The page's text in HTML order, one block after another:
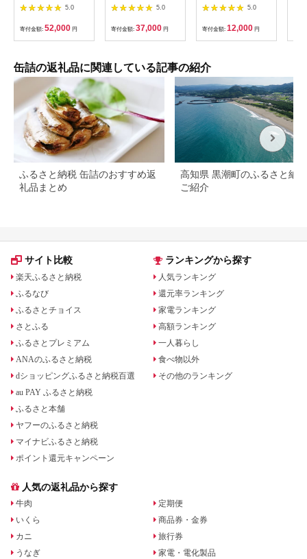
鯖 サバ さば 鯖缶 サ
バ缶詰 さば缶詰 保存
食 常備食 非常食 備蓄
災害対策 水煮 味噌煮
辛子 生姜 おつまみ
[BFAB037]
5.0
寄付金額: 52,000 円
高評価 料理 ギフト 贈
長期保存 非常食 】
5.0
寄付金額: 37,000 円
個 株式会社風土食房
定(土日祝除く)》千葉
県 我孫子市 ネギ ねぎ
葱 生姜 国産 ショウガ
旨 ごはん 酒 つまみ
おかず お肉料理 薬味
手権 bayfm78 コラボ
調味料
5.0
寄付金額: 12,000 円
缶詰の返礼品に関連している記事の紹介
ふるさと納税 缶詰のおすすめ返
礼品まとめ
高知県 黒潮町のふるさと納
ご紹介
サイト比較
楽天ふるさと納税
ふるなび
ふるさとチョイス
さとふる
ふるさとプレミアム
ANAのふるさと納税
dショッピングふるさと納税百選
au PAY ふるさと納税
ふるさと本舗
ヤフーのふるさと納税
マイナビふるさと納税
ポイント還元キャンペーン
ランキングから探す
人気ランキング
還元率ランキング
家電ランキング
高額ランキング
一人暮らし
食べ物以外
その他のランキング
人気の返礼品から探す
牛肉
いくら
カニ
うなぎ
定期便
商品券・金券
旅行券
家電・電化製品